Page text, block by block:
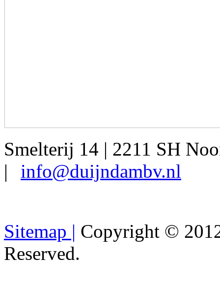
Smelterij 14 | 2211 SH
|
info@duijndambv.nl
Sitemap | Copyright ©
Reserved.